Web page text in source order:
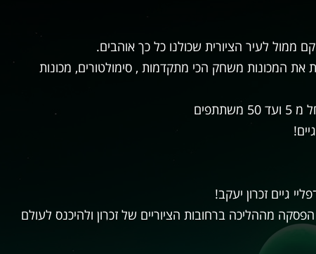
ממול לעיר הציורית שכולנו כל כך אוהבים.
המכונות משחק הכי מתקדמות , סימולטורים, מכונות
גיים זכרון יעקב!
מההליכה ברחובות הציוריים של זכרון ולהיכנס לעולם